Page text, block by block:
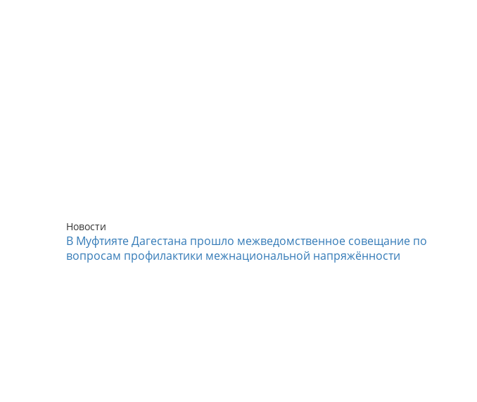
Новости
В Муфтияте Дагестана прошло межведомственное совещание по
вопросам профилактики межнациональной напряжённости